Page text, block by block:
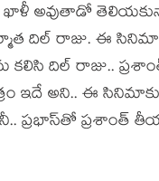
ఖాళీ అవుతాడో
దిల్ రాజు. ఈ
దిల్ రాజు..
ఇదే అని.. ఈ
ప్రభాస్‌తో ప్రశాంత్